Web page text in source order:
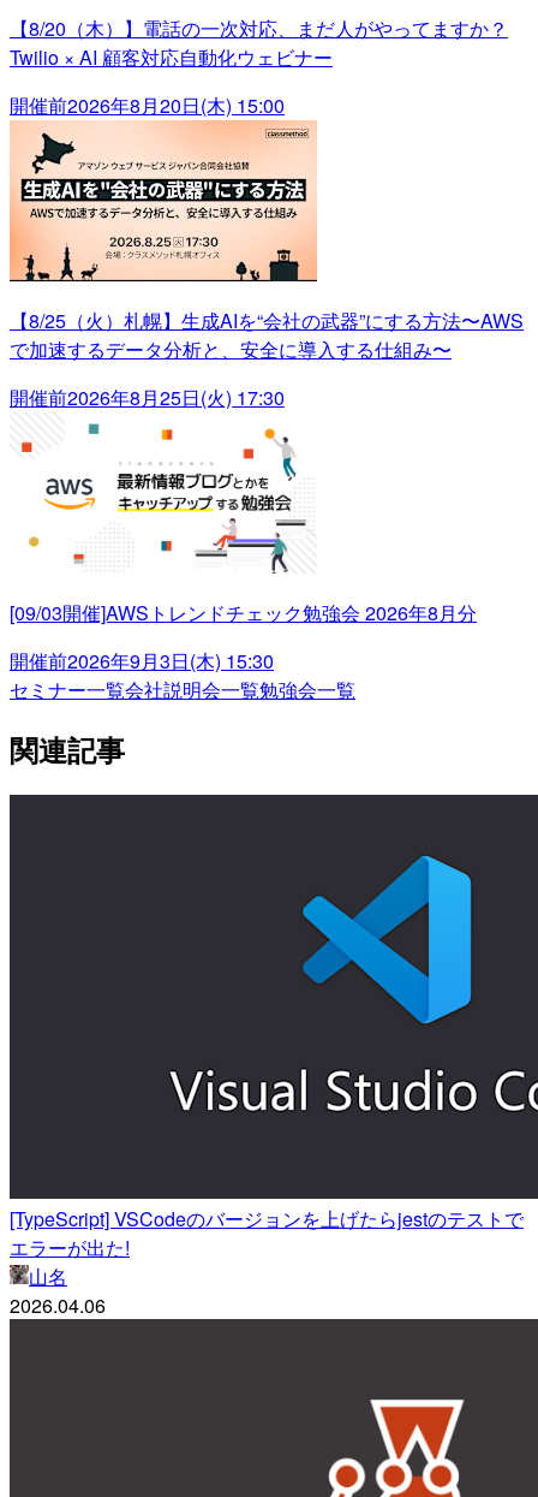
【8/20（木）】電話の一次対応、まだ人がやってますか？
Twilio × AI 顧客対応自動化ウェビナー
開催前2026年8月20日(木) 15:00
【8/25（火）札幌】生成AIを“会社の武器”にする方法〜AWS
で加速するデータ分析と、安全に導入する仕組み〜
開催前2026年8月25日(火) 17:30
[09/03開催]AWSトレンドチェック勉強会 2026年8月分
開催前2026年9月3日(木) 15:30
セミナー一覧会社説明会一覧勉強会一覧
関連記事
[TypeScript] VSCodeのバージョンを上げたらjestのテストで
エラーが出た!
山名
2026.04.06